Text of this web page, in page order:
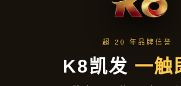
首页 行业资讯